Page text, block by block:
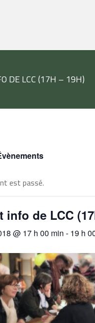
DE LCC (17H – 19H)
est passé.
info de LCC
@ 17 h 00 min - 19 h